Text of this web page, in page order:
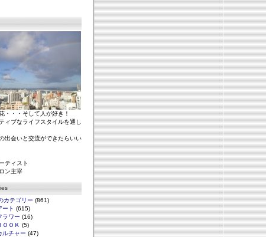
・・・そして人が好き！
ィブなライフスタイルを通し
出会いと交流ができたらいい
ティスト
ン主宰
カテゴリー (861)
ート (615)
ラワー (16)
ＯＯＫ (5)
ルチャー (47)